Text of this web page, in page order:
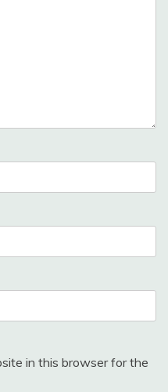
in this browser for the